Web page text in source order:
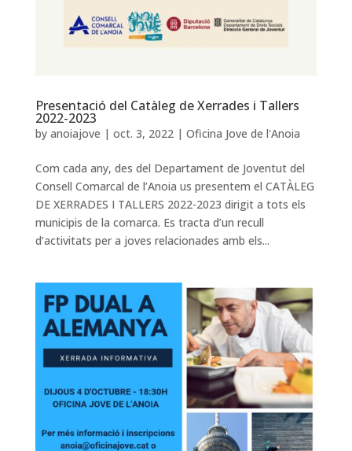
Presentació del Catàleg de Xerrades i Tallers
2022-2023
by anoiajove | oct. 3, 2022| Oficina Jove de l'Anoia
Com cada any, des del Departament de Joventut del
Consell Comarcal de l’Anoia us presentem el CATÀLEG
DE XERRADES I TALLERS 2022-2023 dirigit a tots els
municipis de la comarca. Es tracta d’un recull
d’activitats per a joves relacionades amb els...